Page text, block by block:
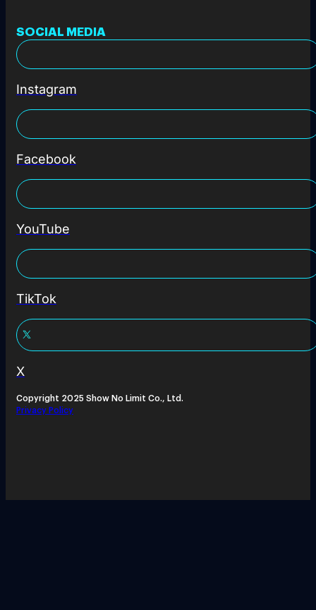
SOCIAL MEDIA
Instagram
Facebook
YouTube
TikTok
X
Copyright 2025 Show No Limit Co., Ltd.
Privacy Policy